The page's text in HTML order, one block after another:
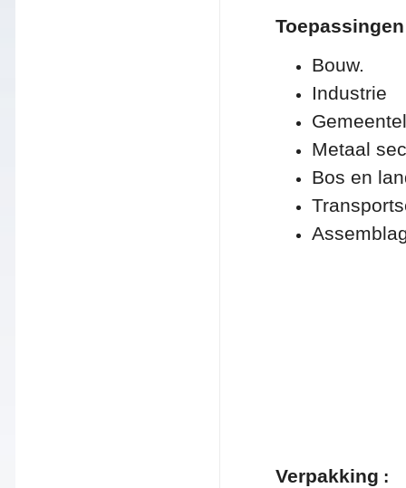
Bouw.
Industrie
Metaal
Bos en
Verpakking :